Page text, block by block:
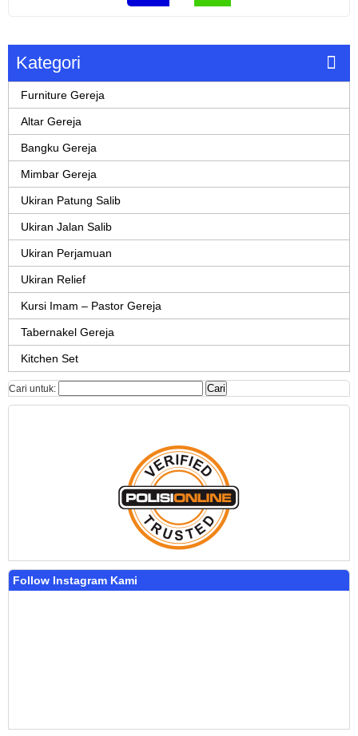
Kategori
Furniture Gereja
Altar Gereja
Bangku Gereja
Mimbar Gereja
Ukiran Patung Salib
Ukiran Jalan Salib
Ukiran Perjamuan
Ukiran Relief
Kursi Imam – Pastor Gereja
Tabernakel Gereja
Kitchen Set
Cari untuk:
Follow Instagram Kami